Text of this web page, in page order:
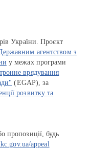
України. Проєкт
агентством з
у межах програми
врядування
(EGAP), за
розвитку та
пропозиції, будь
appeal